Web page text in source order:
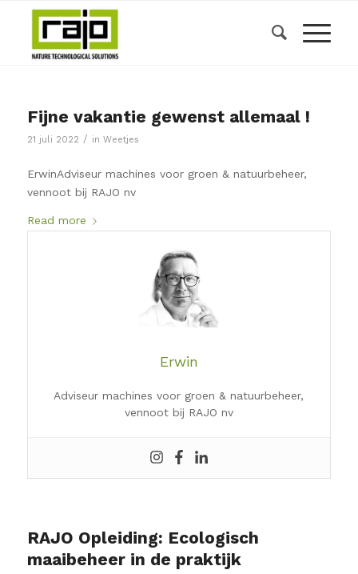
Fijne vakantie gewenst allemaal !
21 juli 2022 / in Weetjes
ErwinAdviseur machines voor groen & natuurbeheer,
vennoot bij RAJO nv
Read more
Erwin
Adviseur machines voor groen & natuurbeheer,
vennoot bij RAJO nv
RAJO Opleiding: Ecologisch
maaibeheer in de praktijk